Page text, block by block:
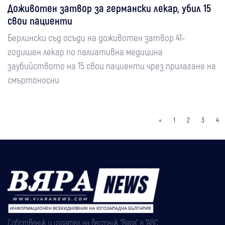
Доживотен затвор за германски лекар, убил 15
свои пациенти
Берлински съд осъди на доживотен затвор 41-
годишен лекар по палиативна медицина
заубийството на 15 свои пациенти чрез прилагане на
смъртоносни
« 1 2 3 4
Собственик и издател на вестник "Вяра" е "АВС